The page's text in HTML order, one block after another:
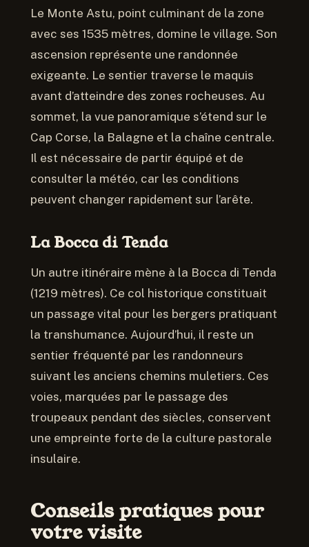
Le Monte Astu, point culminant de la zone
avec ses 1535 mètres, domine le village. Son
ascension représente une randonnée
exigeante. Le sentier traverse le maquis
avant d’atteindre des zones rocheuses. Au
sommet, la vue panoramique s’étend sur le
Cap Corse, la Balagne et la chaîne centrale.
Il est nécessaire de partir équipé et de
consulter la météo, car les conditions
peuvent changer rapidement sur l’arête.
La Bocca di Tenda
Un autre itinéraire mène à la Bocca di Tenda
(1219 mètres). Ce col historique constituait
un passage vital pour les bergers pratiquant
la transhumance. Aujourd’hui, il reste un
sentier fréquenté par les randonneurs
suivant les anciens chemins muletiers. Ces
voies, marquées par le passage des
troupeaux pendant des siècles, conservent
une empreinte forte de la culture pastorale
insulaire.
Conseils pratiques pour
votre visite